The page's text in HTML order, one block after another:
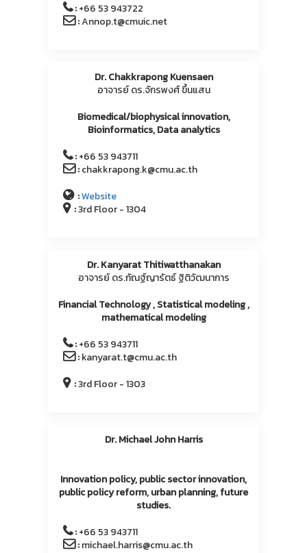
:+66 53 943722
:Annop.t@cmuic.net
Dr. Chakkrapong Kuensaen
อาจารย์ ดร.จักรพงศ์ ขึ้นแสน
Biomedical/biophysical innovation,
Bioinformatics, Data analytics
:+66 53 943711
:chakkrapong.k@cmu.ac.th
:Website
:3rd Floor - 1304
Dr. Kanyarat Thitiwatthanakan
อาจารย์ ดร.กัณฐ์ญารัตธ์ ฐิติวัฒนาการ
Financial Technology , Statistical modeling ,
mathematical modeling
:+66 53 943711
:kanyarat.t@cmu.ac.th
:3rd Floor - 1303
Dr. Michael John Harris
Innovation policy, public sector innovation,
public policy reform, urban planning, future
studies.
:+66 53 943711
:michael.harris@cmu.ac.th